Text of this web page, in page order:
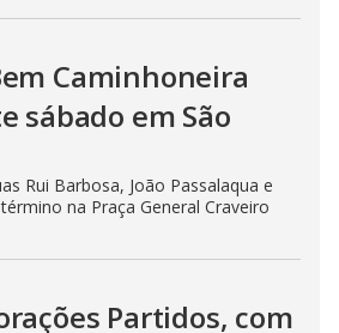
Caminhoneira
sábado em São
Rui Barbosa, João Passalaqua e
na Praça General Craveiro
Partidos, com